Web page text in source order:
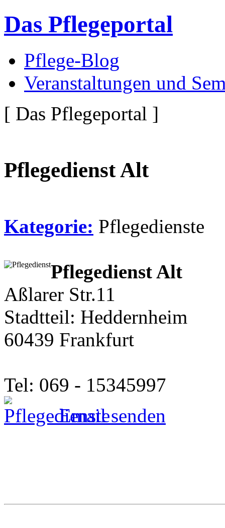
Das Pflegeportal
Pflege-Blog
Veranstaltungen und
[ Das Pflegeportal ]
Pflegedienst Alt
Kategorie: Pflegedienste
Pflegedienst Alt
Aßlarer Str.11
Stadtteil: Heddernheim
60439 Frankfurt
Tel: 069 - 15345997
Email senden